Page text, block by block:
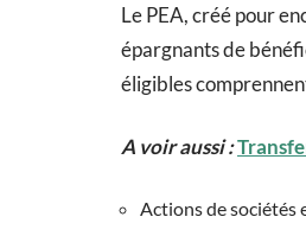
Le PEA, créé pour
épargnants de
éligibles
A voir aussi :
Actions de sociétés